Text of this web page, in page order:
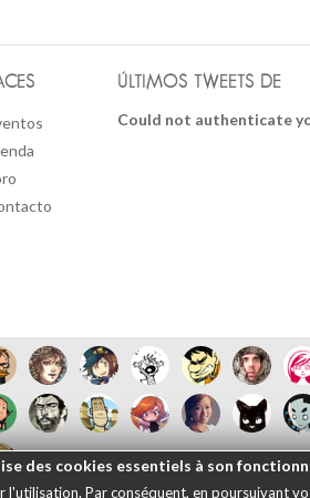
ÚLTIMOS TWEETS DE
Could not authenticate
des cookies essentiels à son
Par conséquent, en poursuivant